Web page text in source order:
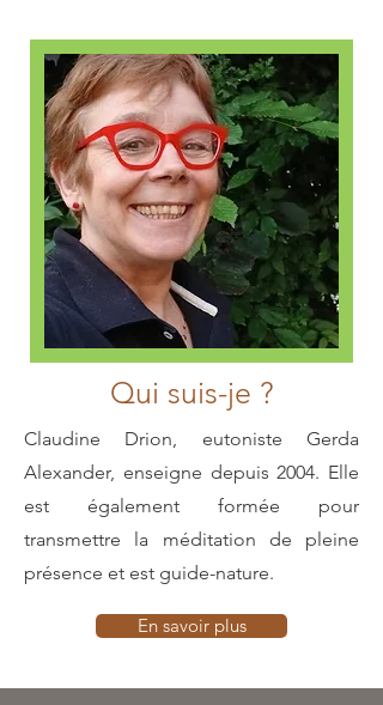
Qui suis-je ?
Claudine Drion, eutoniste Gerda
Alexander, enseigne depuis 2004. Elle
est également formée pour
transmettre la méditation de pleine
présence et est guide-nature.
En savoir plus